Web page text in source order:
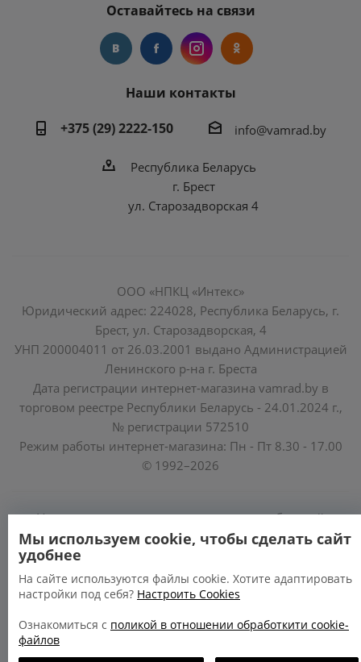
Оставайтесь на связи
Наши контакты
+375 (29) 2222-150
info@vamrad.by
Республика Беларусь
г. Брест
ул. Старозадворская 4
ООО «НПКЦ «Интекс»
Юридический адрес: 224028, Республика Беларусь, г.
Брест, ул. Старозадворская, 4
УНП 200004011 от 26.03.2001 выдано Администрацией
Ленинского р-на г. Бреста
Дата регистрации интернет-магазина vamrad.by в
торговом реестре Республики Беларусь - 24.01.2024 г.,
№ регистрации 572510
Режим работы интернет-магазина: Пн - Пт 8.30 - 17.00
© 1992–2026
Уполномоченные по защите прав потребителей
облисполкомов, Минского горисполкома:
https://www.mart.gov.by/activity/zashchita-prav-
potrebiteley/
БРЕСТСКАЯ ОБЛАСТЬ тел. (80162) 26 97 69;
Мы используем cookie, чтобы сделать сайт
удобнее
На сайте используются файлы cookie. Хотите адаптировать
настройки под себя? Настроить Cookies
Ознакомиться с поликой в отношении обработкити cookie-
файлов